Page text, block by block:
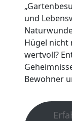
und
Hügel nicht
wertvoll?
Bewohner